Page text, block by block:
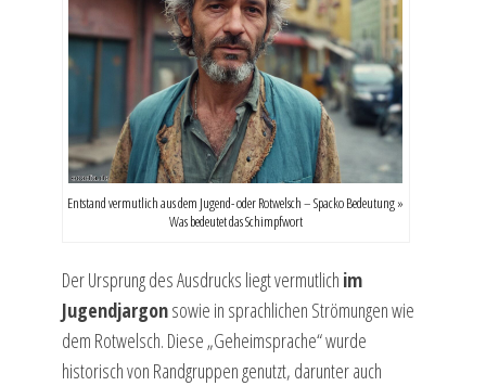
Entstand vermutlich aus dem Jugend- oder Rotwelsch – Spacko Bedeutung »
Was bedeutet das Schimpfwort
Der Ursprung des Ausdrucks liegt vermutlich im
Jugendjargonsowie in sprachlichen Strömungen wie
dem Rotwelsch. Diese „Geheimsprache“ wurde
historisch von Randgruppen genutzt, darunter auch